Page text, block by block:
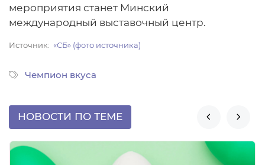
мероприятия станет Минский
международный выставочный центр.
Источник «СБ» (фото источника)
Чемпион вкуса
НОВОСТИ ПО ТЕМЕ  